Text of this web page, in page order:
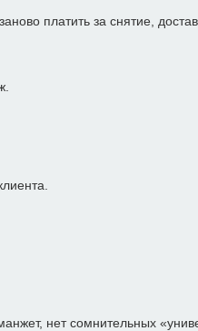
платить за снятие,
нет сомнительных